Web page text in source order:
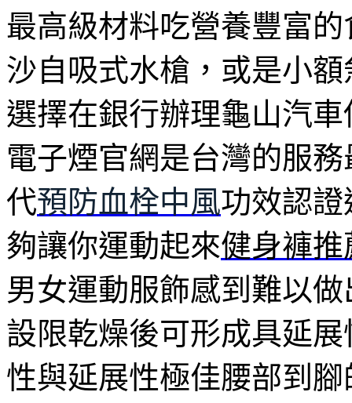
最高級材料吃營養豐富的
沙自吸式水槍，或是小
選擇在銀行辦理龜山汽
電子煙官網是台灣的服
代預防血栓中風功效認
夠讓你運動起來健身褲推
男女運動服飾感到難以做
設限乾燥後可形成具延展
性與延展性極佳腰部到